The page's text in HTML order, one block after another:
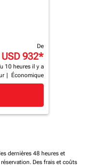
De
USD 932*
10 heures il y a
Économique
de cmp-
dernières 48 heures et
Des frais et coûts